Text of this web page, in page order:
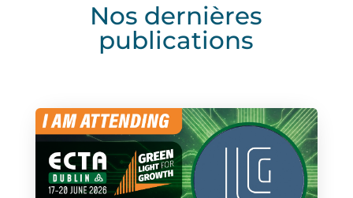
Nos dernières
publications